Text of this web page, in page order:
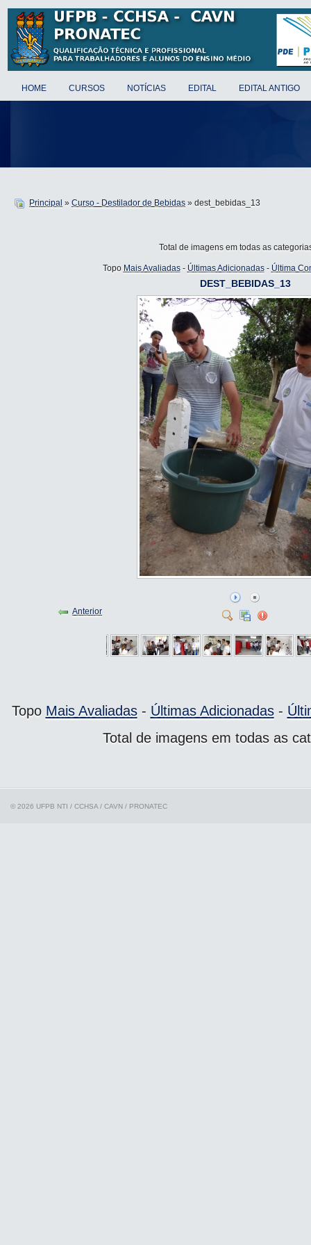
HOME CURSOS NOTÍCIAS EDITAL EDITAL ANTIGO
Principal » Curso - Destilador de Bebidas » dest_bebidas_13
Total de imagens em todas as
Topo Mais Avaliadas- Últimas Adicionadas- Última
DEST_BEBIDAS_13
Anterior
Topo Mais Avaliadas- Últimas Adicionadas-
Total de imagens em todas as
© 2026 UFPB NTI / CCHSA / CAVN / PRONATEC